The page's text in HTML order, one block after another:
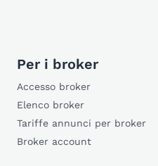
Per i broker
Accesso broker
Elenco broker
Tariffe annunci per broker
Broker account